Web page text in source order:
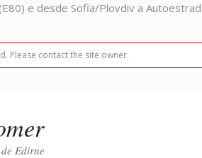
e desde Sofia/Plovdiv a
Please contact the site owner.
Edirne